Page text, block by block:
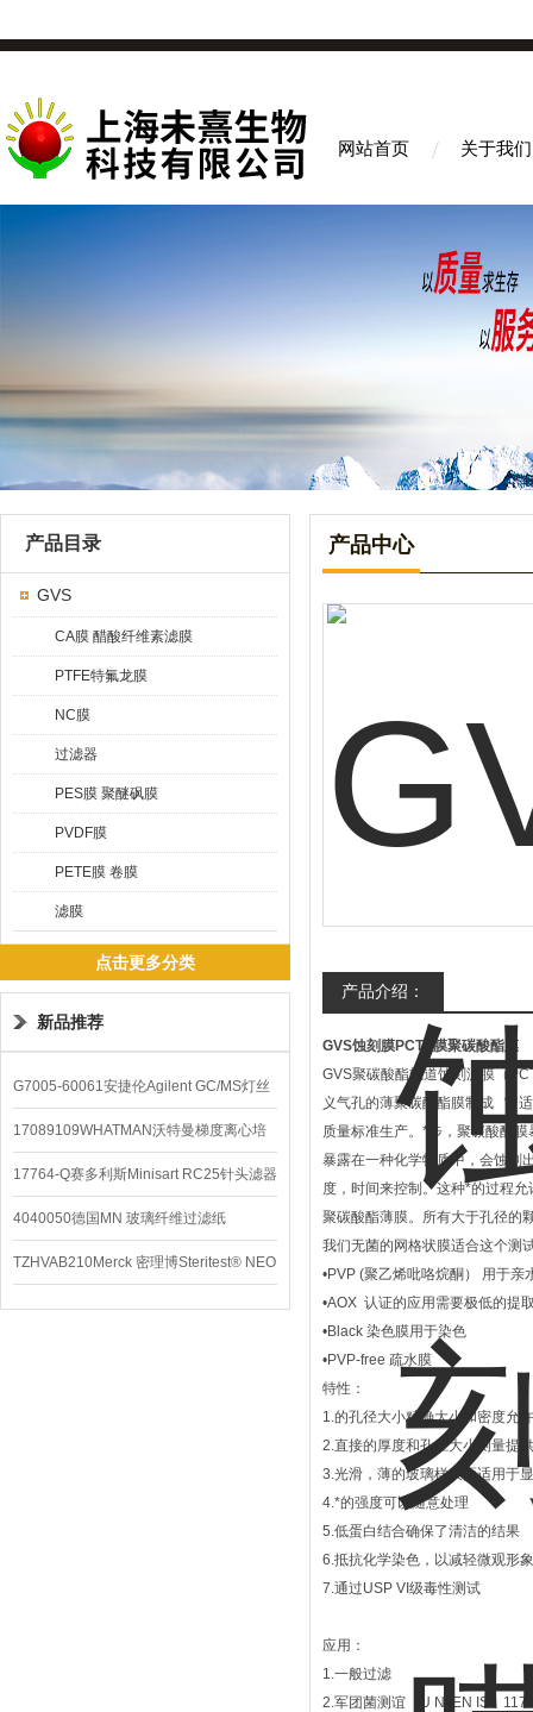
网站首页 关于我们
产品目录
GVS
CA膜 醋酸纤维素滤膜
PTFE特氟龙膜
NC膜
过滤器
PES膜 聚醚砜膜
PVDF膜
PETE膜 卷膜
滤膜
点击更多分类
新品推荐
G7005-60061安捷伦Agilent GC/MS灯丝
配件
17089109WHATMAN沃特曼梯度离心培
养基
17764-Q赛多利斯Minisart RC25针头滤器
4040050德国MN 玻璃纤维过滤纸
TZHVAB210Merck 密理博Steritest® NEO
设备
产品中心
产品介绍：
GVS蚀刻膜PCTE膜聚碳酸酯膜
GVS聚碳酸酯轨道蚀刻滤膜（
义气孔的薄聚碳酸酯膜制成 它
质量标准生产。*步，聚碳酸酯
暴露在一种化学物质中，会蚀刻
度，时间来控制。这种*的过程
聚碳酸酯薄膜。所有大于孔径的
我们无菌的网格状膜适合这个测
•PVP (聚乙烯吡咯烷酮） 用于亲
•AOX 认证的应用需要极低的提
•Black 染色膜用于染色
•PVP-free 疏水膜
特性：
1.的孔径大小精确大小和密度允
2.直接的厚度和孔径大小测量提
3.光滑，薄的玻璃样表面适用于
4.*的强度可以随意处理
5.低蛋白结合确保了清洁的结果
6.抵抗化学染色，以减轻微观形
7.通过USP VI级毒性测试
应用：
1.一般过滤
2.军团菌测谊（U NI EN IS